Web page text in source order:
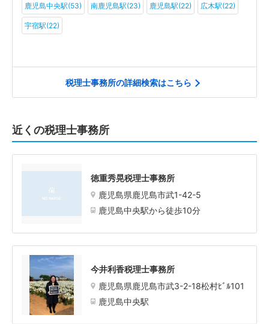
鹿児島中央駅(53) 南鹿児島駅(23) 鹿児島駅(22) 広木駅(22)
宇宿駅(22)
税理士事務所の詳細検索はこちら
近くの税理士事務所
徳重秀晃税理士事務所
鹿児島県鹿児島市武1-42-5
鹿児島中央駅から徒歩10分
今井利香税理士事務所
鹿児島県鹿児島市武3-2-18松村ﾋﾞﾙ101
鹿児島中央駅